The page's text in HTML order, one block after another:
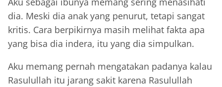
dia. Meski dia anak yang penurut, tetapi sangat
kritis. Cara berpikirnya masih melihat fakta apa
yang bisa dia indera, itu yang dia simpulkan.
Aku memang pernah mengatakan padanya kalau
Rasulullah itu jarang sakit karena Rasulullah